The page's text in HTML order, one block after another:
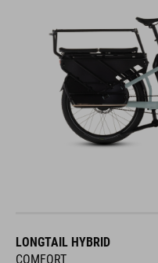
LONGTAIL HYBRID
COMFORT